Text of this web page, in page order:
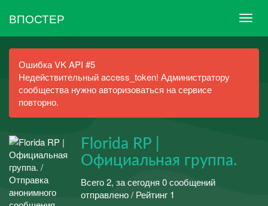
ВПОСТЕР
Ошибка VK API #5
Недействительный access_token! Администратору
сообщества нужно авторизоваться на сервисе
повторно.
Florida RP |
Официальная группа.
Всего 2, за сегодня 0 сообщений
отправлено / Рейтинг 1